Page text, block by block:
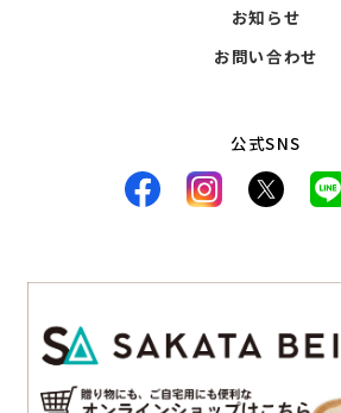
お知らせ
お問い合わせ
公式SNS